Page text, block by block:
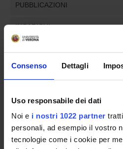
Consenso Dettagli
Uso responsabile dei dati
Noi e i nostri 1022 partner
personali, ad esempio il vostro
tecnologie come i cookie per
PUBBLICAZIONI
INCARICHI
ORGANIZZAZIONE
GOVERNANCE
COMMISSIONI
UFFICI E STRUTTURE DI